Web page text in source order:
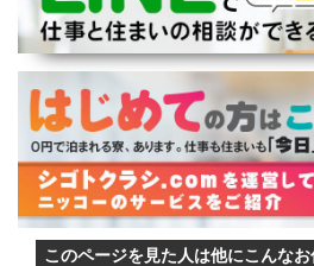
このページを見た人は他にこんな